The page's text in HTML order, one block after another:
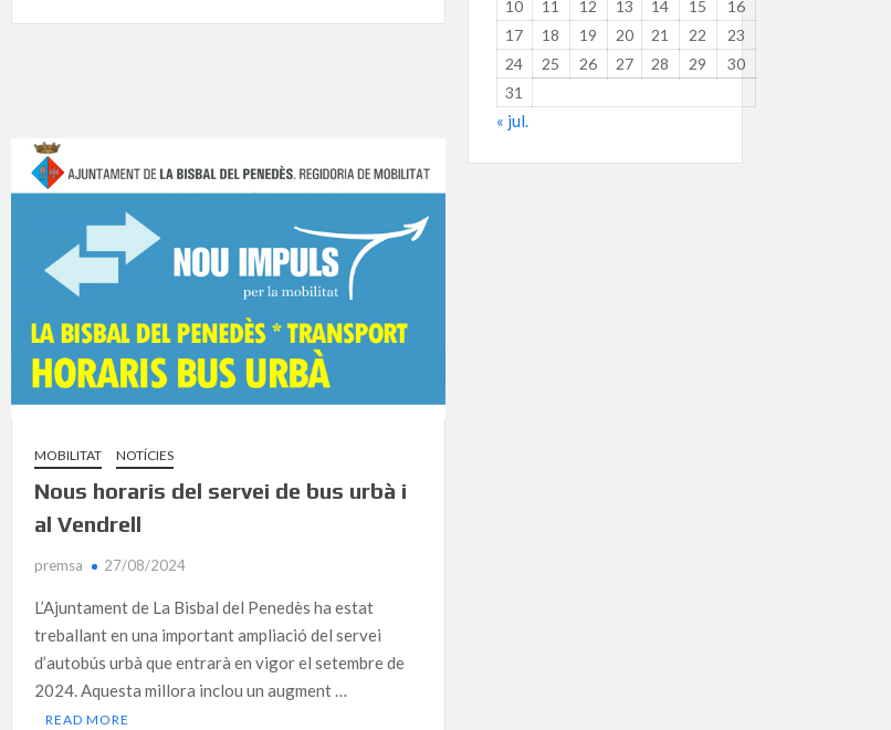
MOBILITAT NOTÍCIES
Nous horaris del servei de bus urbà i
al Vendrell
premsa 27/08/2024
L’Ajuntament de La Bisbal del Penedès ha estat
treballant en una important ampliació del servei
d’autobús urbà que entrarà en vigor el setembre de
2024. Aquesta millora inclou un augment …
READ MORE
10
11 12 13 14 15
16
17
18 19 20 21 22
23
24
25 26 27 28 29
30
31
« jul.